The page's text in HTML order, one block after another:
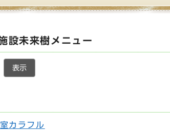
設未来樹メニュー
表示
カラフル